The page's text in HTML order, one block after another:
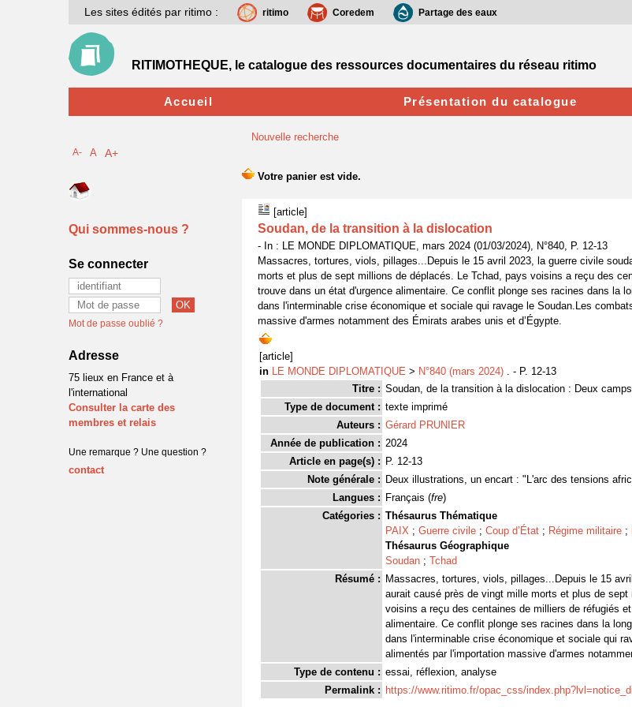
Nouvelle recherche
[article]
Soudan, de la transition à la dislocation
- In : LE MONDE DIPLOMATIQUE, mars 2024 (01/03/2024), N°840, P. 12-13
Massacres, tortures, viols, pillages...Depuis le 15 avril 2023, la guerre civile
morts et plus de sept millions de déplacés. Le Tchad, pays voisins a reçu des
trouve dans un état d'urgence alimentaire. Ce conflit plonge ses racines dans la
dans l'interminable crise économique et sociale qui ravage le Soudan.Les
massive d'armes notamment des Émirats arabes unis et d’Égypte.
[article]
in LE MONDE DIPLOMATIQUE > N°840 (mars 2024) . - P. 12-13
Titre : Soudan, de la transition à la dislocation : Deux
Type de document : texte imprimé
Auteurs : Gérard PRUNIER
Année de publication : 2024
Article en page(s) : P. 12-13
Note générale : Deux illustrations, un encart : "L'arc des tensions
Langues : Français (fre)
Catégories : Thésaurus Thématique
PAIX ; Guerre civile ; Coup d’État ; Régime militaire ;
Thésaurus Géographique
Soudan ; Tchad
Résumé : Massacres, tortures, viols, pillages...Depuis le 15
aurait causé près de vingt mille morts et plus de
voisins a reçu des centaines de milliers de réfugiés
alimentaire. Ce conflit plonge ses racines dans la
dans l'interminable crise économique et sociale qui
alimentés par l'importation massive d'armes
Type de contenu : essai, réflexion, analyse
Permalink : https://www.ritimo.fr/opac_css/
Les sites édités par ritimo : ritimo Coredem Partage des eaux
RITIMOTHEQUE, le catalogue des ressources documentaires du réseau ritimo
Accueil Présentation du catalogue
A- A A+
Qui sommes-nous ?
Se connecter
Mot de passe oublié ?
Adresse
75 lieux en France et à
l'international
Consulter la carte des
membres et relais
Une remarque ? Une question ?
contact